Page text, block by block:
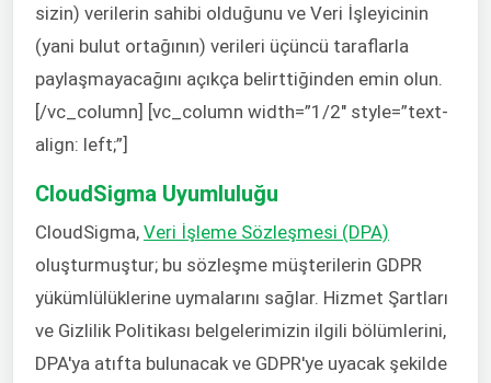
sizin) verilerin sahibi olduğunu ve Veri İşleyicinin
(yani bulut ortağının) verileri üçüncü taraflarla
paylaşmayacağını açıkça belirttiğinden emin olun.
[/vc_column] [vc_column width=”1/2″ style=”text-
align: left;”]
CloudSigma Uyumluluğu
CloudSigma, Veri İşleme Sözleşmesi (DPA)
oluşturmuştur; bu sözleşme müşterilerin GDPR
yükümlülüklerine uymalarını sağlar. Hizmet Şartları
ve Gizlilik Politikası belgelerimizin ilgili bölümlerini,
DPA'ya atıfta bulunacak ve GDPR'ye uyacak şekilde